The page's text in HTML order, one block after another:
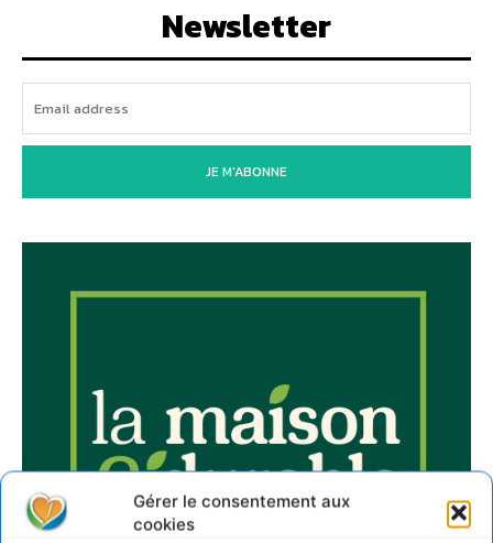
Gérer le consentement aux
cookies
Newsletter
JE M'ABONNE